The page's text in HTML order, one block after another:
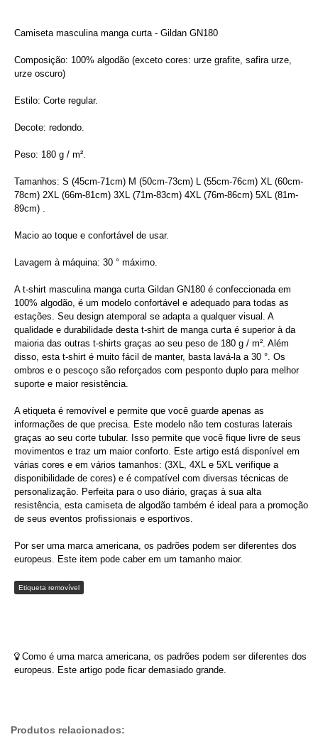
Camiseta masculina manga curta - Gildan GN180
Composição: 100% algodão (exceto cores: urze grafite, safira urze,
urze oscuro)
Estilo: Corte regular.
Decote: redondo.
Peso: 180 g / m².
Tamanhos: S (45cm-71cm) M (50cm-73cm) L (55cm-76cm) XL (60cm-
78cm) 2XL (66m-81cm) 3XL (71m-83cm) 4XL (76m-86cm) 5XL (81m-
89cm) .
Macio ao toque e confortável de usar.
Lavagem à máquina: 30 ° máximo.
A t-shirt masculina manga curta Gildan GN180 é confeccionada em
100% algodão, é um modelo confortável e adequado para todas as
estações. Seu design atemporal se adapta a qualquer visual. A
qualidade e durabilidade desta t-shirt de manga curta é superior à da
maioria das outras t-shirts graças ao seu peso de 180 g / m². Além
disso, esta t-shirt é muito fácil de manter, basta lavá-la a 30 °. Os
ombros e o pescoço são reforçados com pesponto duplo para melhor
suporte e maior resistência.
A etiqueta é removível e permite que você guarde apenas as
informações de que precisa. Este modelo não tem costuras laterais
graças ao seu corte tubular. Isso permite que você fique livre de seus
movimentos e traz um maior conforto. Este artigo está disponível em
várias cores e em vários tamanhos: (3XL, 4XL e 5XL verifique a
disponibilidade de cores) e é compatível com diversas técnicas de
personalização. Perfeita para o uso diário, graças à sua alta
resistência, esta camiseta de algodão também é ideal para a promoção
de seus eventos profissionais e esportivos.
Por ser uma marca americana, os padrões podem ser diferentes dos
europeus. Este item pode caber em um tamanho maior.
Etiqueta removível
Como é uma marca americana, os padrões podem ser diferentes dos
europeus. Este artigo pode ficar demasiado grande.
Produtos relacionados: